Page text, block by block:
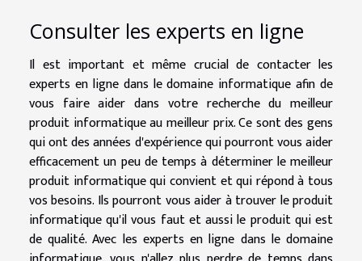
Consulter les experts en ligne
Il est important et même crucial de contacter les
experts en ligne dans le domaine informatique afin de
vous faire aider dans votre recherche du meilleur
produit informatique au meilleur prix. Ce sont des gens
qui ont des années d'expérience qui pourront vous aider
efficacement un peu de temps à déterminer le meilleur
produit informatique qui convient et qui répond à tous
vos besoins. Ils pourront vous aider à trouver le produit
informatique qu'il vous faut et aussi le produit qui est
de qualité. Avec les experts en ligne dans le domaine